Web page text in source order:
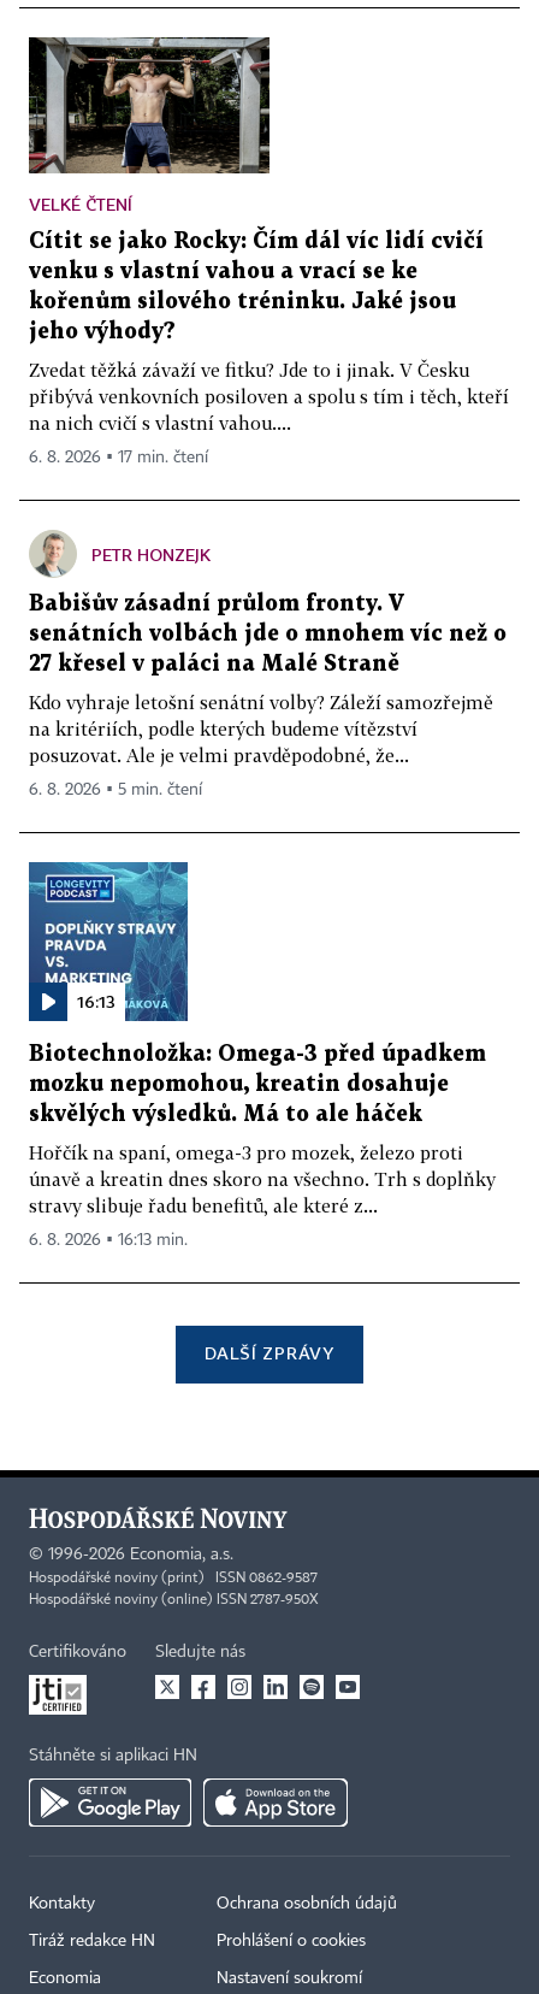
VELKÉ ČTENÍ
Cítit se jako Rocky: Čím dál víc lidí cvičí
venku s vlastní vahou a vrací se ke
kořenům silového tréninku. Jaké jsou
jeho výhody?
Zvedat těžká závaží ve fitku? Jde to i jinak. V Česku
přibývá venkovních posiloven a spolu s tím i těch, kteří
na nich cvičí s vlastní vahou....
6. 8. 2026 ▪ 17 min. čtení
PETR HONZEJK
Babišův zásadní průlom fronty. V
senátních volbách jde o mnohem víc než o
27 křesel v paláci na Malé Straně
Kdo vyhraje letošní senátní volby? Záleží samozřejmě
na kritériích, podle kterých budeme vítězství
posuzovat. Ale je velmi pravděpodobné, že...
6. 8. 2026 ▪ 5 min. čtení
16:13
Biotechnoložka: Omega-3 před úpadkem
mozku nepomohou, kreatin dosahuje
skvělých výsledků. Má to ale háček
Hořčík na spaní, omega-3 pro mozek, železo proti
únavě a kreatin dnes skoro na všechno. Trh s doplňky
stravy slibuje řadu benefitů, ale které z...
6. 8. 2026 ▪ 16:13 min.
DALŠÍ ZPRÁVY
© 1996-2026 Economia, a.s.
Hospodářské noviny (print) ISSN 0862-9587
Hospodářské noviny (online) ISSN 2787-950X
Certifikováno Sledujte nás
Stáhněte si aplikaci HN
Kontakty
Tiráž redakce HN
Economia
Ochrana osobních údajů
Prohlášení o cookies
Nastavení soukromí